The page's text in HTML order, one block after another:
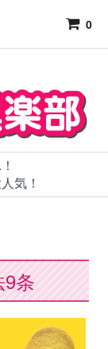
0
気！
条